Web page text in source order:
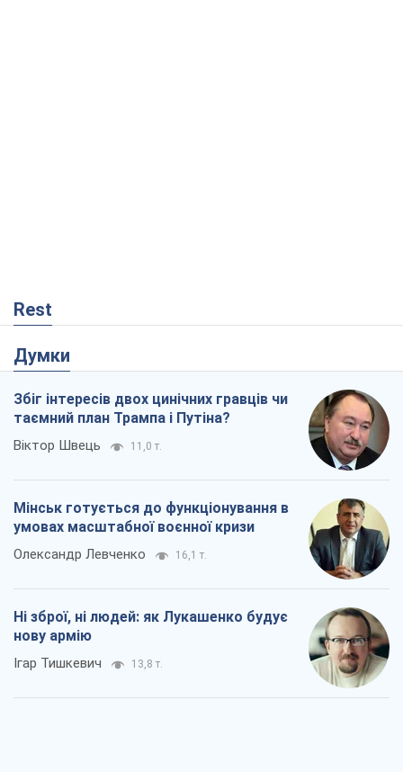
Rest
Думки
Збіг інтересів двох цинічних гравців чи
таємний план Трампа і Путіна?
Віктор Швець 11,0 т.
Мінськ готується до функціонування в
умовах масштабної воєнної кризи
Олександр Левченко 16,1 т.
Ні зброї, ні людей: як Лукашенко будує
нову армію
Ігар Тишкевич 13,8 т.